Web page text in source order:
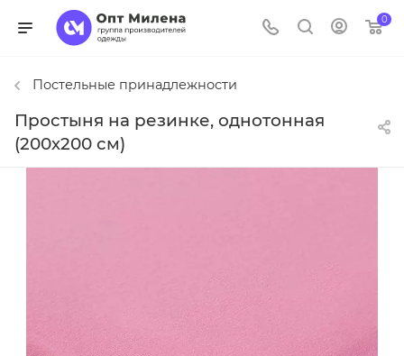
0
Постельные принадлежности
Простыня на резинке, однотонная
(200х200 см)